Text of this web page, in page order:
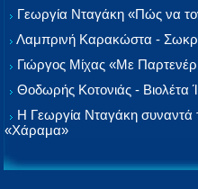
Γεωργία Νταγάκη «Πώς να
Λαμπρινή Καρακώστα -
Γιώργος Μίχας «Με
Θοδωρής Κοτονιάς - Βιολέτα
Η Γεωργία Νταγάκη συναντά
«Χάραμα»